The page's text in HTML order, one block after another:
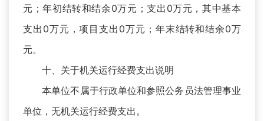
元；年初结转和结余0万元；支出0万元，其中基本
支出0万元，项目支出0万元；年末结转和结余0万
元。
十、关于机关运行经费支出说明
本单位不属于行政单位和参照公务员法管理事业
单位，无机关运行经费支出。